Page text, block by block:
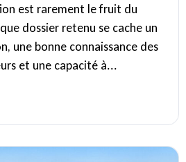
est rarement le fruit du
dossier retenu se cache un
une bonne connaissance des
et une capacité à...